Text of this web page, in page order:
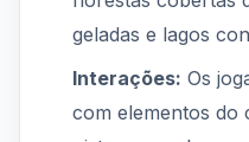
geladas e lagos
Interações: Os
com elementos